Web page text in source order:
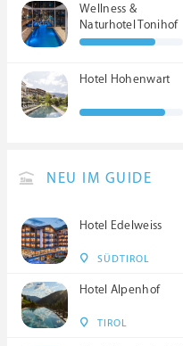
Wellness &
Naturhotel Tonihof
****S
Hotel Hohenwart
NEU IM GUIDE
Hotel Edelweiss
SÜDTIROL
Hotel Alpenhof
TIROL